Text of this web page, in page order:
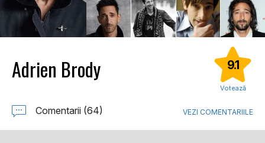
Adrien Brody 9.1
Votează
Comentarii (64) VEZI COMENTARIILE